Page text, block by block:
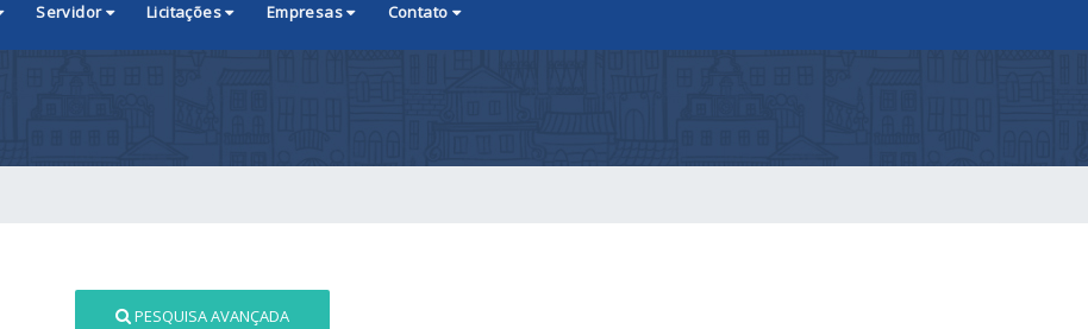
Servidor Licitações Empresas Contato
PESQUISA AVANÇADA